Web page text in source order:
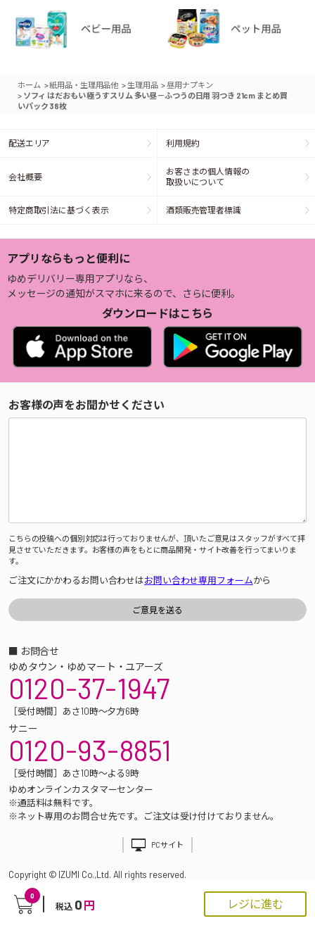
0
税込 0 円 レジに進む
ホーム >紙用品・生理用品他 > 生理用品 >昼用ナプキン
> ソフィ はだおもい 極うすスリム 多い昼－ふつうの日用 羽つき 21cm まとめ買
いパック 38枚
配送エリア 利用規約
会社概要
お客さまの個人情報の
取扱いについて
特定商取引法に基づく表示 酒類販売管理者標識
アプリならもっと便利に
ゆめデリバリー専用アプリなら、
メッセージの通知がスマホに来るので、さらに便利。
ダウンロードはこちら
お客様の声をお聞かせください
こちらの投稿への個別対応は行っておりませんが、頂いたご意見はスタッフがすべて拝
見させていただきます。お客様の声をもとに商品開発・サイト改善を行ってまいりま
す。
ご注文にかかわるお問い合わせはお問い合わせ専用フォームから
■ お問合せ
ゆめタウン・ゆめマート・ユアーズ
0120-37-1947
［受付時間］あさ10時～夕方6時
サニー
0120-93-8851
［受付時間］あさ10時～よる9時
ゆめオンラインカスタマーセンター
※通話料は無料です。
※ネット専用のお問合せ先です。ご注文は受け付けておりません。
PCサイト
Copyright © IZUMI Co.,Ltd. All rights reserved.